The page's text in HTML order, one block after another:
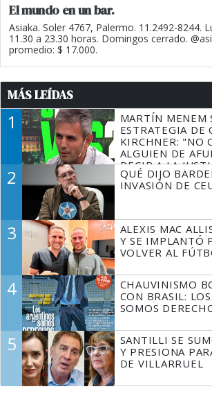
El mundo en un bar.
Asiaka. Soler 4767, Palermo. 11.2492-8244.
11.30 a 23.30 horas. Domingos cerrado.
promedio: $ 17.000.
MÁS LEÍDAS
1
MARTÍN MENEM
ESTRATEGIA DE
KIRCHNER: "NO
ALGUIEN DE
DECIR A LA
TIENE QUE
2
QUÉ DIJO
INVASIÓN DE
3
ALEXIS MAC
Y SE IMPLANTÓ
VOLVER AL
4
CHAUVINISMO
CON BRASIL:
SOMOS
5
SANTILLI SE
Y PRESIONA
DE VILLARRUEL